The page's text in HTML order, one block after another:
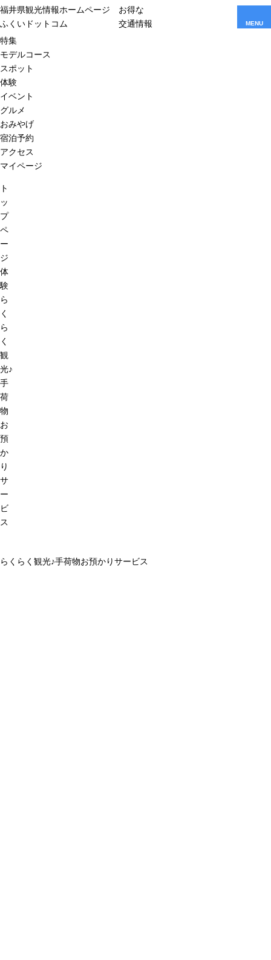
福井県観光情報ホームページ
ふくいドットコム
お得な
交通情報
MENU
特集
モデルコース
スポット
体験
イベント
グルメ
おみやげ
宿泊予約
アクセス
マイページ
ト
ッ
プ
ペ
ー
ジ
体
験
ら
く
ら
く
観
光♪
手
荷
物
お
預
か
り
サ
ー
ビ
ス
らくらく観光♪手荷物お預かりサービス